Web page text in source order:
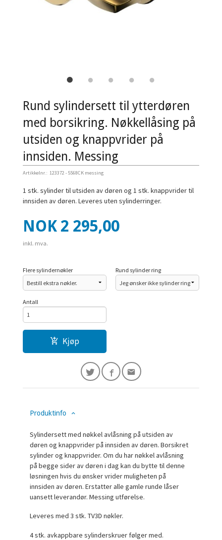
Rund sylindersett til ytterdøren
med borsikring. Nøkkellåsing på
utsiden og knappvrider på
innsiden. Messing
Artikkelnr.: 123372 - 5568CK messing
1 stk. sylinder til utsiden av døren og 1 stk. knappvrider til
innsiden av døren. Leveres uten sylinderringer.
Pris
NOK 2 295,00
inkl. mva.
Flere sylindernøkler Rund sylinder ring
Antall
Kjøp
Produktinfo
Sylindersett med nøkkel avlåsning på utsiden av
døren og knappvrider på innsiden av døren. Borsikret
sylinder og knappvrider. Om du har nøkkel avlåsning
på begge sider av døren i dag kan du bytte til denne
løsningen hvis du ønsker vrider muligheten på
innsiden av døren. Erstatter alle gamle runde låser
uansett leverandør. Messing utførelse.
Leveres med 3 stk. TV3D nøkler.
4 stk. avkappbare sylinderskruer følger med.